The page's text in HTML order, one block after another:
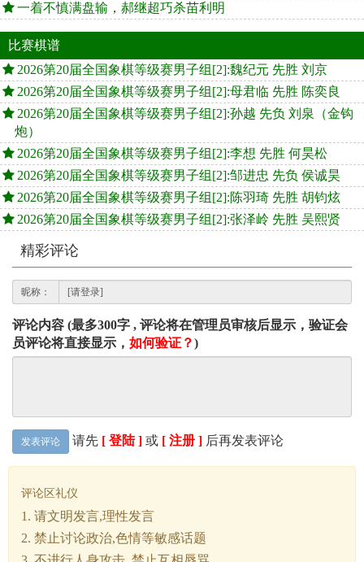
一着不慎满盘输，郝继超巧杀苗利明
比赛棋谱
2026第20届全国象棋等级赛男子组[2]:魏纪元 先胜 刘京
2026第20届全国象棋等级赛男子组[2]:母君临 先胜 陈奕良
2026第20届全国象棋等级赛男子组[2]:孙越 先负 刘泉（金钩
炮）
2026第20届全国象棋等级赛男子组[2]:李想 先胜 何昊松
2026第20届全国象棋等级赛男子组[2]:邹进忠 先负 侯诚昊
2026第20届全国象棋等级赛男子组[2]:陈羽琦 先胜 胡钧炫
2026第20届全国象棋等级赛男子组[2]:张泽岭 先胜 吴熙贤
精彩评论
昵称：
评论内容 (最多300字 , 评论将在管理员审核后显示，验证会
员评论将直接显示， 如何验证？)
发表评论 请先 [ 登陆 ] 或 [ 注册 ] 后再发表评论
评论区礼仪
1. 请文明发言,理性发言
2. 禁止讨论政治,色情等敏感话题